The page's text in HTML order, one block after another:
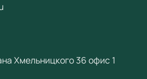
— поставщик
оборудования по ФГОС с 2018 года.
Хмельницкого 36 офис 1